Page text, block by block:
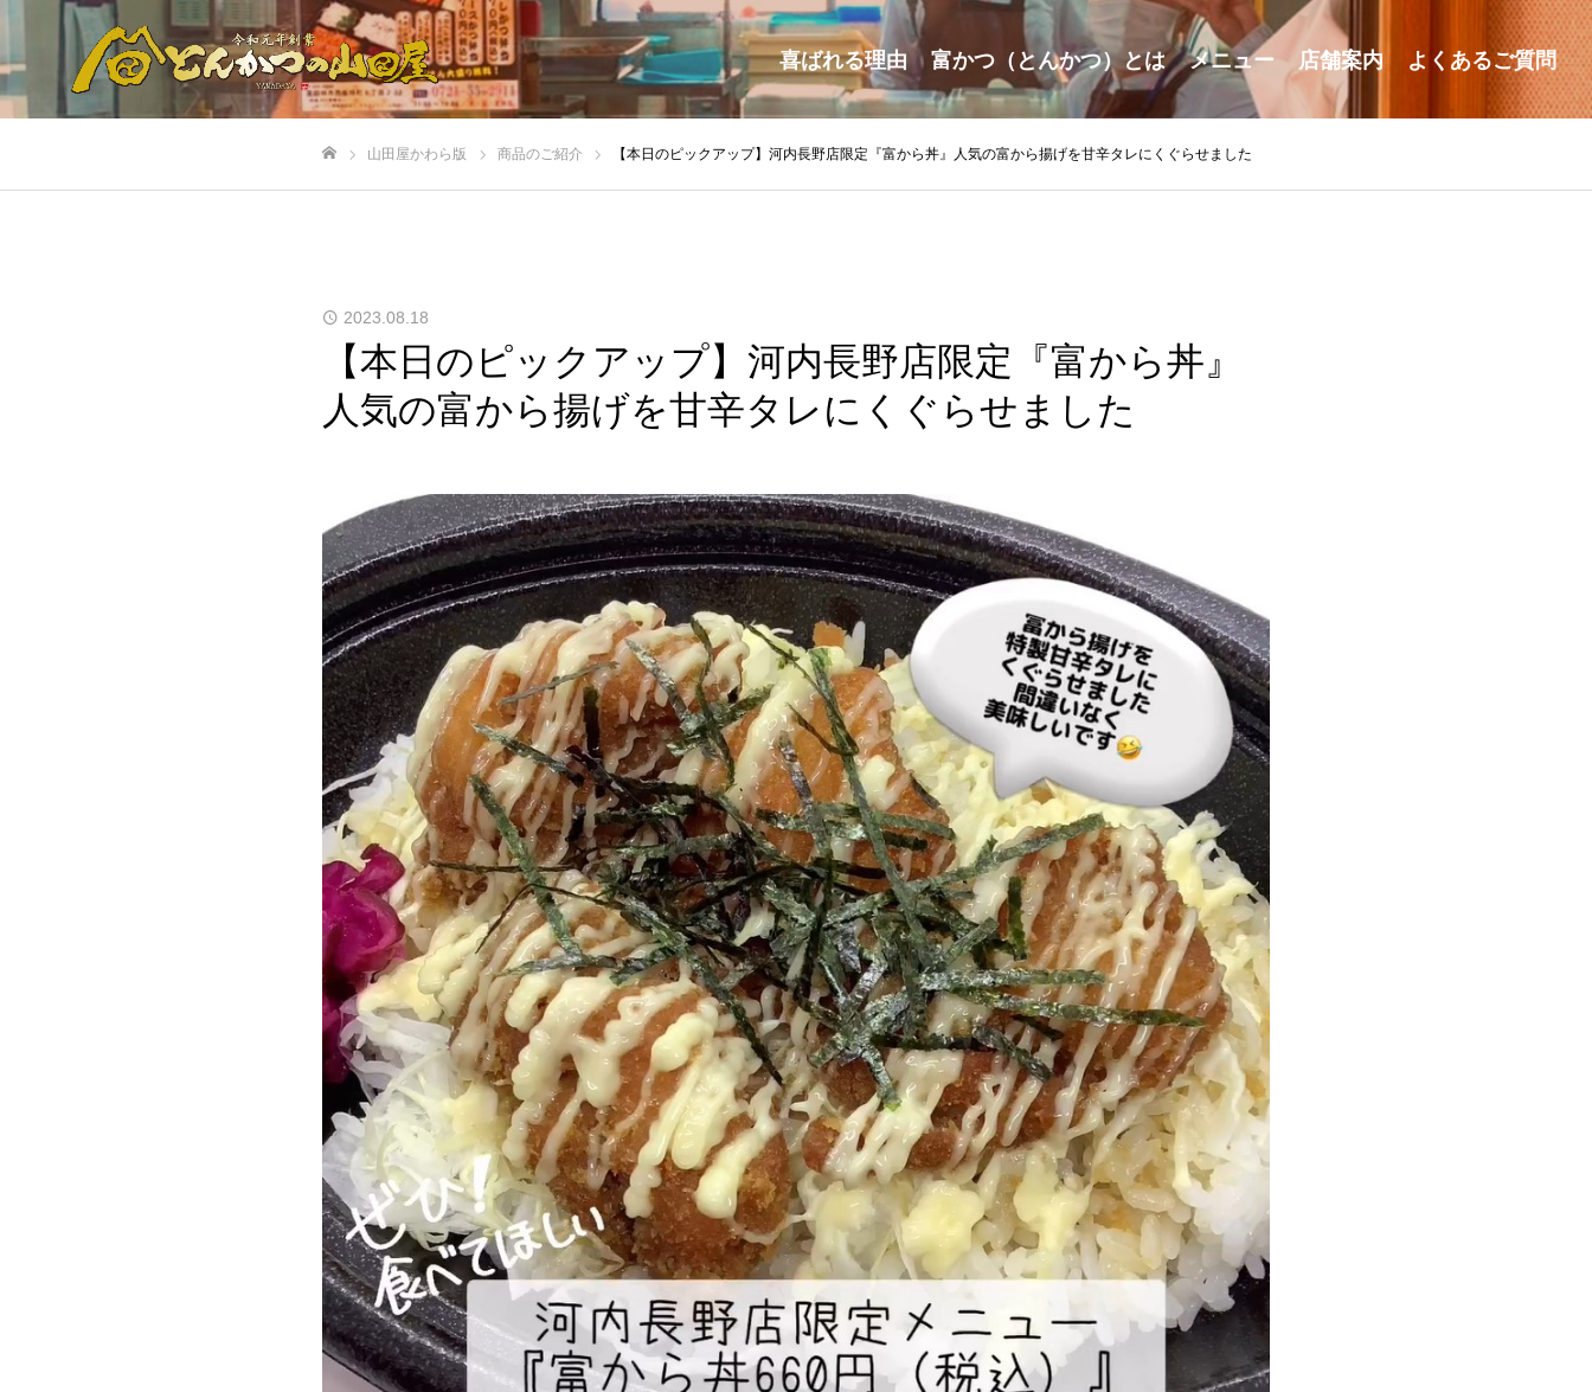
喜ばれる理由 富かつ（とんかつ）とは メニュー 店舗案内 よくあるご質問
山田屋かわら版 商品のご紹介 【本日のピックアップ】河内長野店限定『富から丼』人気の富から揚げを甘辛タレにくぐらせました
2023.08.18
【本日のピックアップ】河内長野店限定『富から丼』
人気の富から揚げを甘辛タレにくぐらせました